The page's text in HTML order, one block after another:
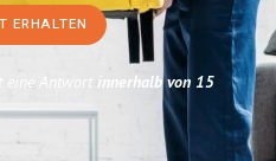
ERHALTEN
eine Antwort innerhalb von 15